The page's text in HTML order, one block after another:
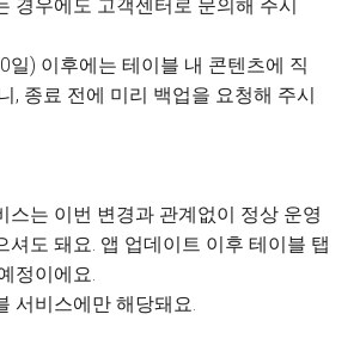
경우에도 고객센터로 문의해 주시
일) 이후에는 테이블 내 콘텐츠에 직
, 종료 전에 미리 백업을 요청해 주시
스는 이번 변경과 관계없이 정상 운영
셔도 돼요. 앱 업데이트 이후 테이블 탭
정이에요.
서비스에만 해당돼요.